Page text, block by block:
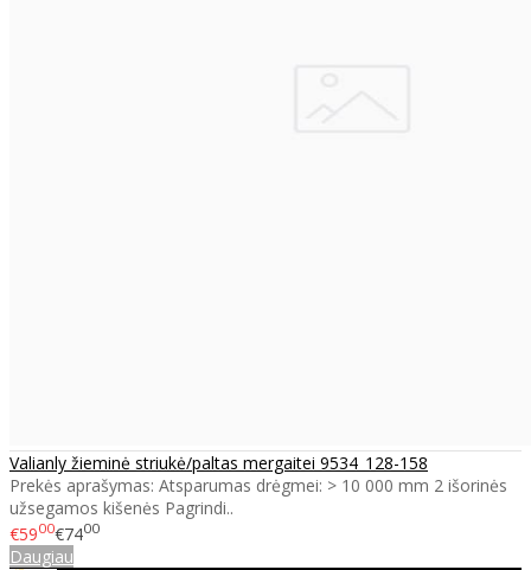
Valianly žieminė striukė/paltas mergaitei 9534_128-158
Prekės aprašymas: Atsparumas drėgmei: > 10 000 mm 2 išorinės
užsegamos kišenės Pagrindi..
€5900€7400
Daugiau